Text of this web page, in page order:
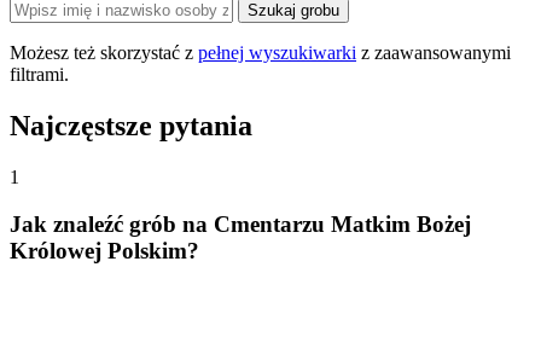
Szukaj grobu
Możesz też skorzystać z pełnej wyszukiwarki z zaawansowanymi
filtrami.
Najczęstsze pytania
1
Jak znaleźć grób na Cmentarzu Matkim Bożej
Królowej Polskim?